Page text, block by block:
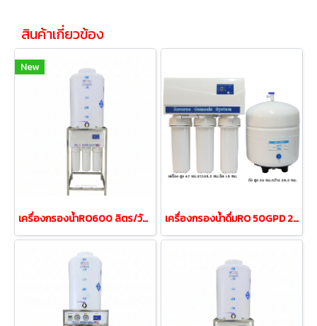
สินค้าเกี่ยวข้อง
New
เครื่องกรองน้ำRO600 ลิตร/วัน150GPD ถังน้ำ50ลิตรเฟรมสแตนเลส เครื่องกรองน้ำดื่มRO 50GPD 200ลิตรต่อวัน